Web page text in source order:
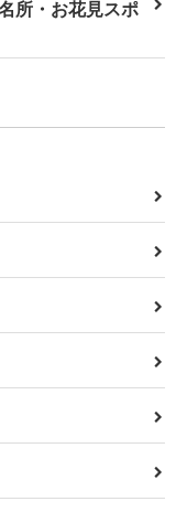
所・お花見スポ